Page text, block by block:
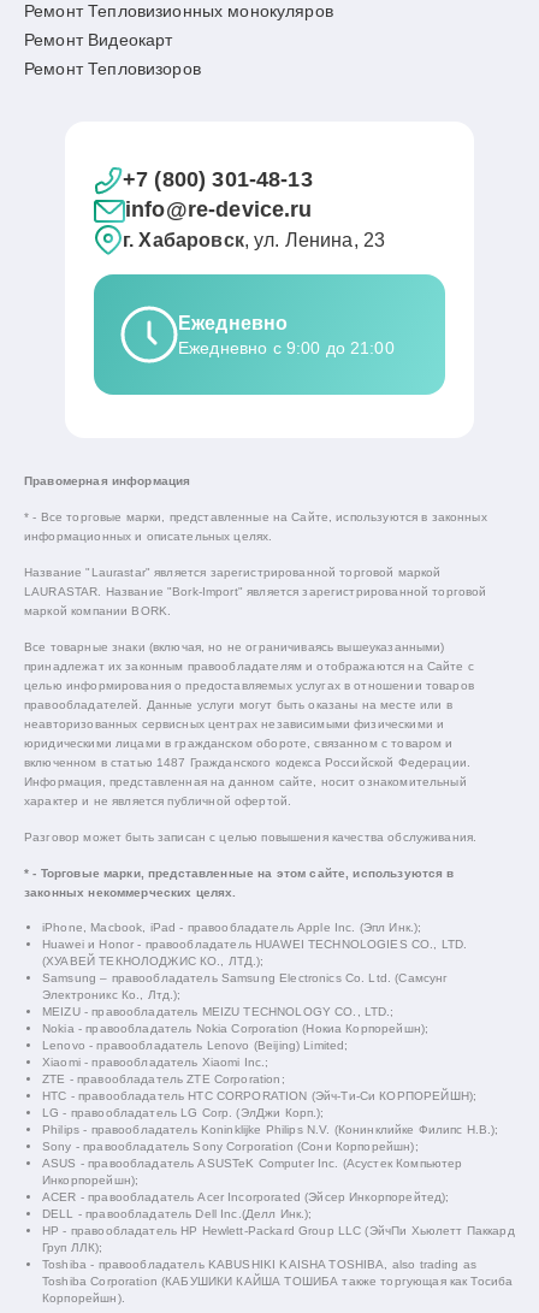
Ремонт Тепловизионных монокуляров
Ремонт Видеокарт
Ремонт Тепловизоров
+7 (800) 301-48-13
info@re-device.ru
г. Хабаровск, ул. Ленина, 23
Ежедневно
Ежедневно с 9:00 до 21:00
Правомерная информация
* - Все торговые марки, представленные на Сайте, используются в законных
информационных и описательных целях.
Название "Laurastar" является зарегистрированной торговой маркой
LAURASTAR. Название "Bork-Import" является зарегистрированной торговой
маркой компании BORK.
Все товарные знаки (включая, но не ограничиваясь вышеуказанными)
принадлежат их законным правообладателям и отображаются на Сайте с
целью информирования о предоставляемых услугах в отношении товаров
правообладателей. Данные услуги могут быть оказаны на месте или в
неавторизованных сервисных центрах независимыми физическими и
юридическими лицами в гражданском обороте, связанном с товаром и
включенном в статью 1487 Гражданского кодекса Российской Федерации.
Информация, представленная на данном сайте, носит ознакомительный
характер и не является публичной офертой.
Разговор может быть записан с целью повышения качества обслуживания.
* - Торговые марки, представленные на этом сайте, используются в
законных некоммерческих целях.
iPhone, Macbook, iPad - правообладатель Apple Inc. (Эпл Инк.);
Huawei и Honor - правообладатель HUAWEI TECHNOLOGIES CO., LTD.
(ХУАВЕЙ ТЕКНОЛОДЖИС КО., ЛТД.);
Samsung – правообладатель Samsung Electronics Co. Ltd. (Самсунг
Электроникс Ко., Лтд.);
MEIZU - правообладатель MEIZU TECHNOLOGY CO., LTD.;
Nokia - правообладатель Nokia Corporation (Нокиа Корпорейшн);
Lenovo - правообладатель Lenovo (Beijing) Limited;
Xiaomi - правообладатель Xiaomi Inc.;
ZTE - правообладатель ZTE Corporation;
HTC - правообладатель HTC CORPORATION (Эйч-Ти-Си КОРПОРЕЙШН);
LG - правообладатель LG Corp. (ЭлДжи Корп.);
Philips - правообладатель Koninklijke Philips N.V. (Конинклийке Филипс Н.В.);
Sony - правообладатель Sony Corporation (Сони Корпорейшн);
ASUS - правообладатель ASUSTeK Computer Inc. (Асустек Компьютер
Инкорпорейшн);
ACER - правообладатель Acer Incorporated (Эйсер Инкорпорейтед);
DELL - правообладатель Dell Inc.(Делл Инк.);
HP - правообладатель HP Hewlett-Packard Group LLC (ЭйчПи Хьюлетт Паккард
Груп ЛЛК);
Toshiba - правообладатель KABUSHIKI KAISHA TOSHIBA, also trading as
Toshiba Corporation (КАБУШИКИ КАЙША ТОШИБА также торгующая как Тосиба
Корпорейшн).